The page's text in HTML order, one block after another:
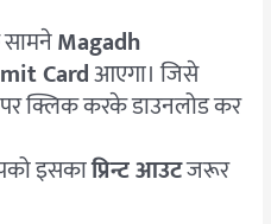
Magadh
Cardआएगा। जिसे
क्लिक करके डाउनलोड कर
इसकाप्रिन्ट आउटजरूर